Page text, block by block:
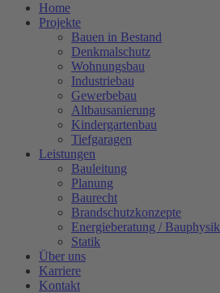
Home
Projekte
Bauen in Bestand
Denkmalschutz
Wohnungsbau
Industriebau
Gewerbebau
Altbausanierung
Kindergartenbau
Tiefgaragen
Leistungen
Bauleitung
Planung
Baurecht
Brandschutzkonzepte
Energieberatung / Bauphysik
Statik
Über uns
Karriere
Kontakt